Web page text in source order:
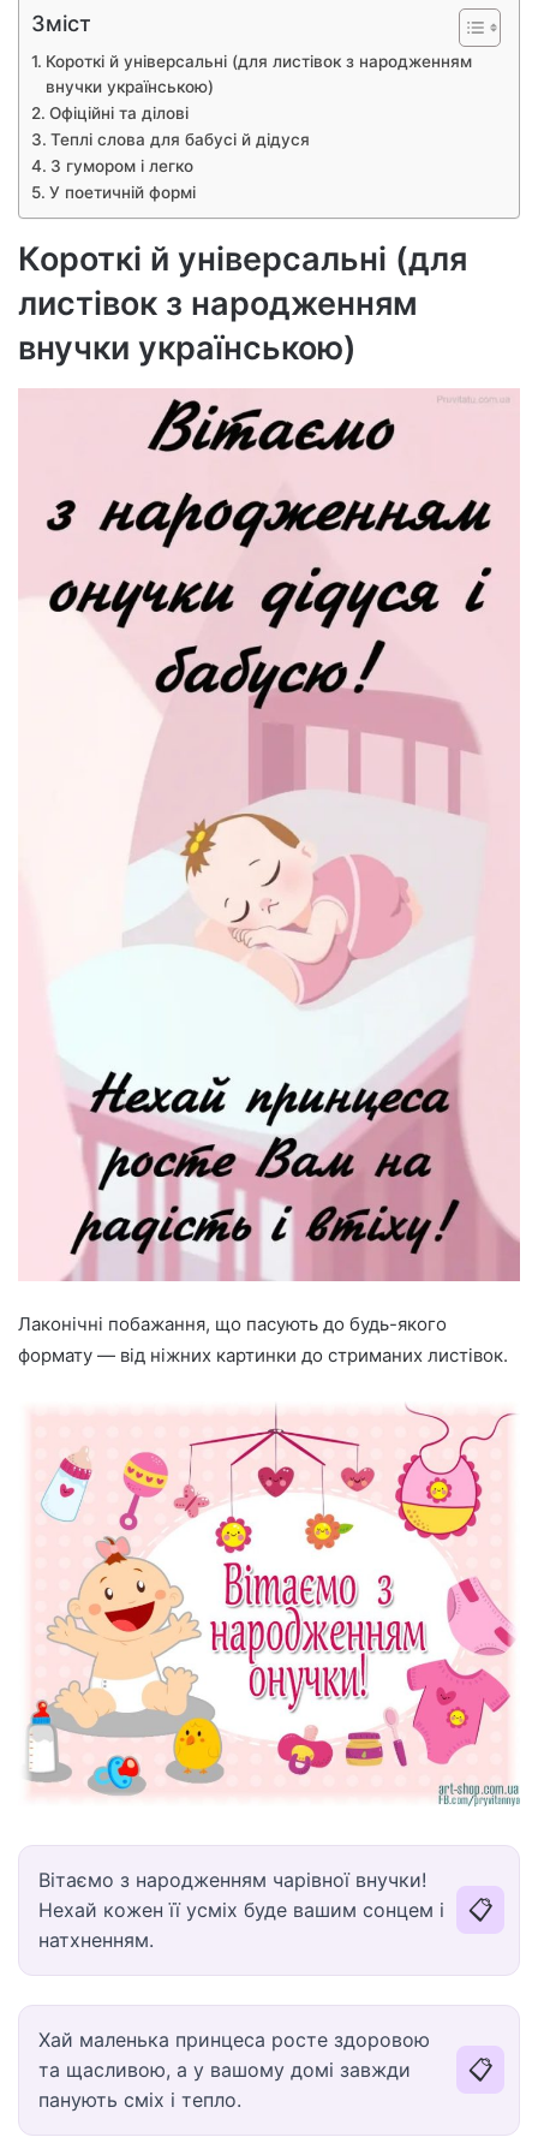
Зміст
Короткі й універсальні (для листівок з народженням
внучки українською)
Офіційні та ділові
Теплі слова для бабусі й дідуся
З гумором і легко
У поетичній формі
Короткі й універсальні (для
листівок з народженням
внучки українською)
Лаконічні побажання, що пасують до будь-якого
формату — від ніжних картинки до стриманих листівок.
Вітаємо з народженням чарівної внучки!
Нехай кожен її усміх буде вашим сонцем і
натхненням.
📋
Хай маленька принцеса росте здоровою
та щасливою, а у вашому домі завжди
панують сміх і тепло.
📋